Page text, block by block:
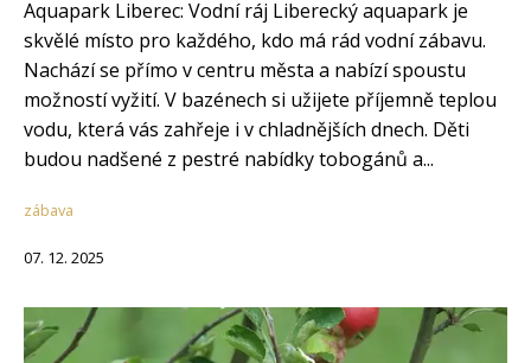
Aquapark Liberec: Vodní ráj Liberecký aquapark je
skvělé místo pro každého, kdo má rád vodní zábavu.
Nachází se přímo v centru města a nabízí spoustu
možností vyžití. V bazénech si užijete příjemně teplou
vodu, která vás zahřeje i v chladnějších dnech. Děti
budou nadšené z pestré nabídky tobogánů a...
zábava
07. 12. 2025